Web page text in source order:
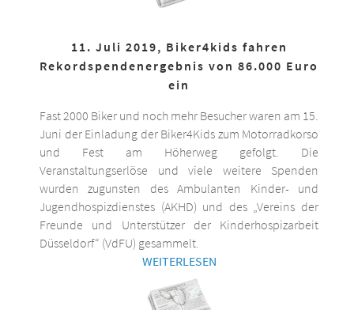
11. Juli 2019, Biker4kids fahren
Rekordspendenergebnis von 86.000 Euro
ein
Fast 2000 Biker und noch mehr Besucher waren am 15.
Juni der Einladung der Biker4Kids zum Motorradkorso
und Fest am Höherweg gefolgt. Die
Veranstaltungserlöse und viele weitere Spenden
wurden zugunsten des Ambulanten Kinder- und
Jugendhospizdienstes (AKHD) und des „Vereins der
Freunde und Unterstützer der Kinderhospizarbeit
Düsseldorf“ (VdFU) gesammelt.
WEITERLESEN